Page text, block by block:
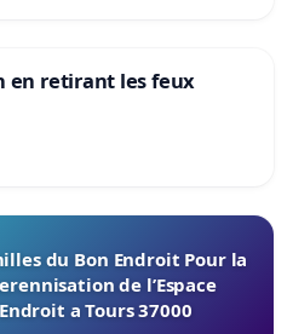
en retirant les feux
du Bon Endroit Pour la
de l’Espace
a Tours 37000